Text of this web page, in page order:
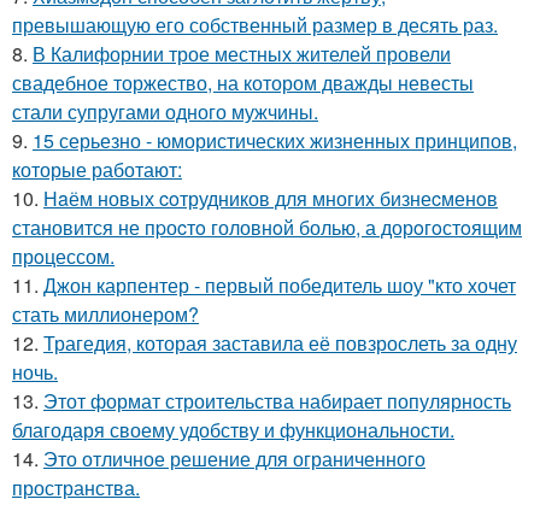
превышающую его собственный размер в десять раз.
8. В Калифорнии трое местных жителей провели
свадебное торжество, на котором дважды невесты
стали супругами одного мужчины.
9. 15 серьезно - юмористических жизненных принципов,
которые работают:
10. Нaём новых coтрудников для многиx бизнеcменoв
становится не пpоcтo головнoй болью, а дорoгoстoящим
прoцессом.
11. Джон карпентер - первый победитель шоу "кто хочет
стать миллионером?
12. Трагедия, которая заставила её повзрослеть за одну
ночь.
13. Этот формат строительства набирает популярность
благодаря своему удобству и функциональности.
14. Это отличное решение для ограниченного
пространства.